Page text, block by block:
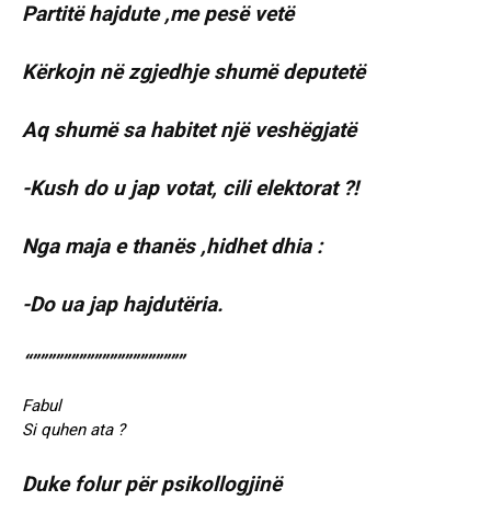
Partitë hajdute ,me pesë vetë
Kërkojn në zgjedhje shumë deputetë
Aq shumë sa habitet një veshëgjatë
-Kush do u jap votat, cili elektorat ?!
Nga maja e thanës ,hidhet dhia :
-Do ua jap hajdutëria.
“””””””””””””””””””””
Fabul
Si quhen ata ?
Duke folur për psikollogjinë